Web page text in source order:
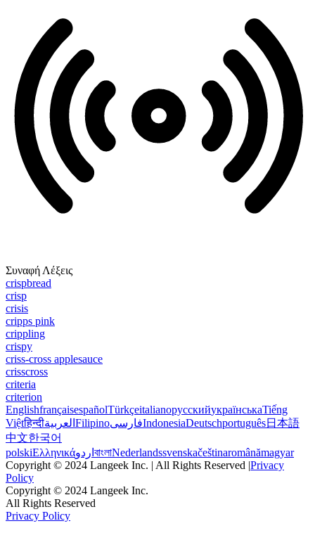
Συναφή Λέξεις
crispbread
crisp
crisis
cripps pink
crippling
crispy
criss-cross applesauce
crisscross
criteria
criterion
EnglishfrançaisespañolTürkçeitalianoрусскийукраїнськаTiếng
Việtहिन्दीالعربية FilipinoفارسیIndonesiaDeutschportuguês日本語
中文한국어
polskiΕλληνικάاردو বাংলাNederlandssvenskačeštinaromânămagyar
Copyright © 2024 Langeek Inc. | All Rights Reserved |Privacy
Policy
Copyright © 2024 Langeek Inc.
All Rights Reserved
Privacy Policy